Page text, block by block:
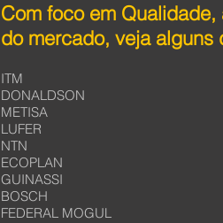
Com foco em
do mercado, veja alguns
ITM
DONALDSON
METISA
LUFER
NTN
ECOPLAN
GUINASSI
BOSCH
FEDERAL MOGUL